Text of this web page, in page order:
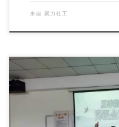
来自 聚力社工
面对近期持续的高温天气